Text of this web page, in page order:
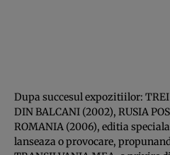
Dupa succesul expozitiilor:
DIN BALCANI (2002), RUSIA
ROMANIA (2006), editia
lanseaza o provocare,